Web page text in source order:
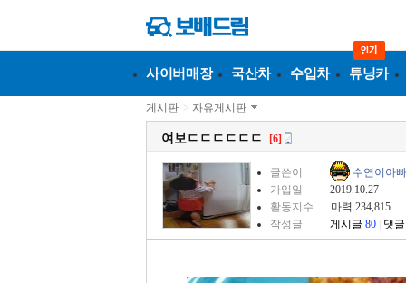
사이버매장 국산차 수입차 튜닝카
게시판 > 자유게시판
여보ㄷㄷㄷㄷㄷㄷ [6]
글쓴이
수연이아빠
가입일
2019.10.27
활동지수
마력 234,815
작성글
게시글 80 댓글